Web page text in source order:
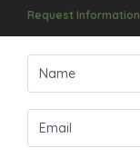
Request Information